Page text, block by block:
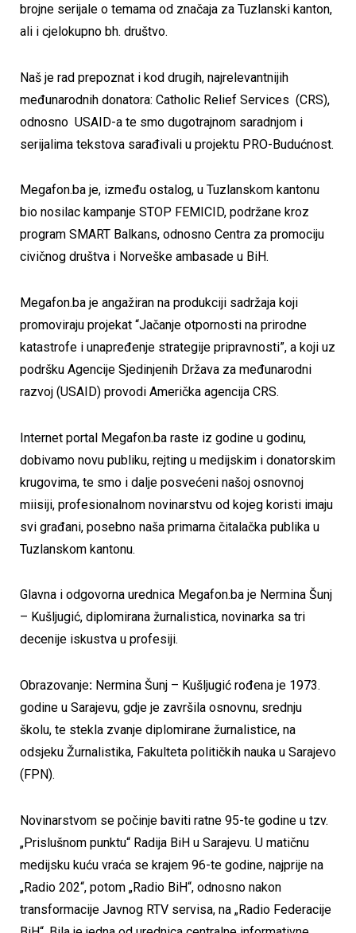
brojne serijale o temama od značaja za Tuzlanski kanton,
ali i cjelokupno bh. društvo.
Naš je rad prepoznat i kod drugih, najrelevantnijih
međunarodnih donatora: Catholic Relief Services (CRS),
odnosno USAID-a te smo dugotrajnom saradnjom i
serijalima tekstova sarađivali u projektu PRO-Budućnost.
Megafon.ba je, između ostalog, u Tuzlanskom kantonu
bio nosilac kampanje STOP FEMICID, podržane kroz
program SMART Balkans, odnosno Centra za promociju
civičnog društva i Norveške ambasade u BiH.
Megafon.ba je angažiran na produkciji sadržaja koji
promoviraju projekat “Jačanje otpornosti na prirodne
katastrofe i unapređenje strategije pripravnosti”, a koji uz
podršku Agencije Sjedinjenih Država za međunarodni
razvoj (USAID) provodi Američka agencija CRS.
Internet portal Megafon.ba raste iz godine u godinu,
dobivamo novu publiku, rejting u medijskim i donatorskim
krugovima, te smo i dalje posvećeni našoj osnovnoj
miisiji, profesionalnom novinarstvu od kojeg koristi imaju
svi građani, posebno naša primarna čitalačka publika u
Tuzlanskom kantonu.
Glavna i odgovorna urednica Megafon.ba je Nermina Šunj
– Kušljugić, diplomirana žurnalistica, novinarka sa tri
decenije iskustva u profesiji.
Obrazovanje: Nermina Šunj – Kušljugić rođena je 1973.
godine u Sarajevu, gdje je završila osnovnu, srednju
školu, te stekla zvanje diplomirane žurnalistice, na
odsjeku Žurnalistika, Fakulteta političkih nauka u Sarajevo
(FPN).
Novinarstvom se počinje baviti ratne 95-te godine u tzv.
„Prislušnom punktu“ Radija BiH u Sarajevu. U matičnu
medijsku kuću vraća se krajem 96-te godine, najprije na
„Radio 202“, potom „Radio BiH“, odnosno nakon
transformacije Javnog RTV servisa, na „Radio Federacije